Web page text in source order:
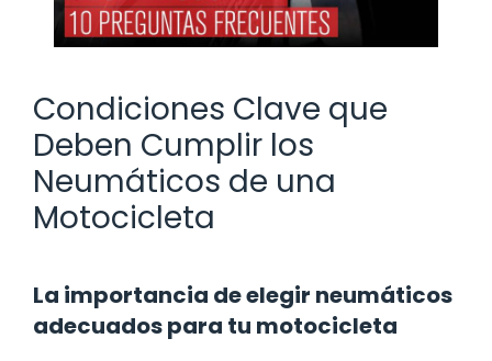
Condiciones Clave que
Deben Cumplir los
Neumáticos de una
Motocicleta
La importancia de elegir neumáticos
adecuados para tu motocicleta